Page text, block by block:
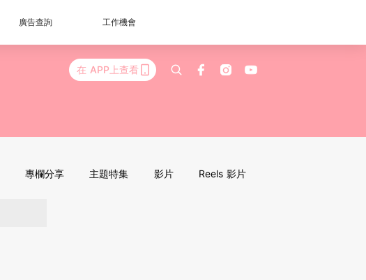
廣告查詢 工作機會
在 APP上查看
專欄分享 主題特集 影片 Reels 影片